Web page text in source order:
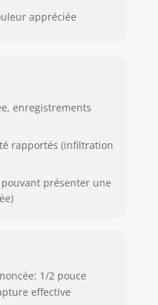
appréciée
enregistrements
rapportés (infiltration
présenter une
1/2 pouce
effective